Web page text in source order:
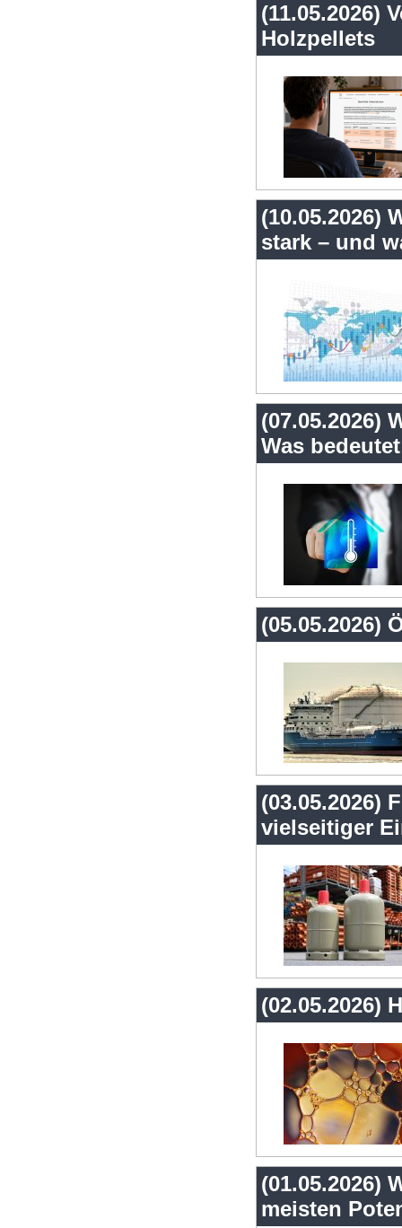
(11.05.2026)
Holzpellets
(10.05.2026)
stark – und
(07.05.2026)
Was
(05.05.2026)
(03.05.2026)
vielseitiger
(02.05.2026)
(01.05.2026)
meisten